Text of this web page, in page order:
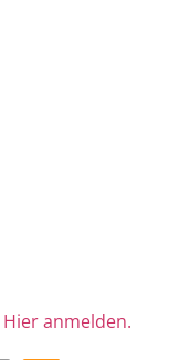
Hier anmelden.